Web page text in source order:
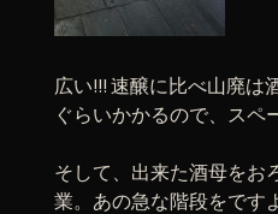
広い!!! 速醸に比べ山廃は
ぐらいかかるので、スペ
そして、出来た酒母をお
業。あの急な階段をです